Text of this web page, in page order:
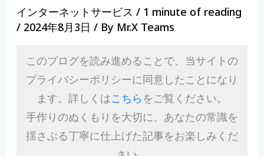
インターネットサービス / 1 minute of reading
/ 2024年8月3日 / By Mr.X Teams
このブログを読み進めることで、当サイトの
プライバシーポリシーに同意したことになり
ます。詳しくはこちら をご覧ください。
手作りのぬくもりを大切に、あなたの常識を
揺さぶる丁寧に仕上げた記事をお楽しみくだ